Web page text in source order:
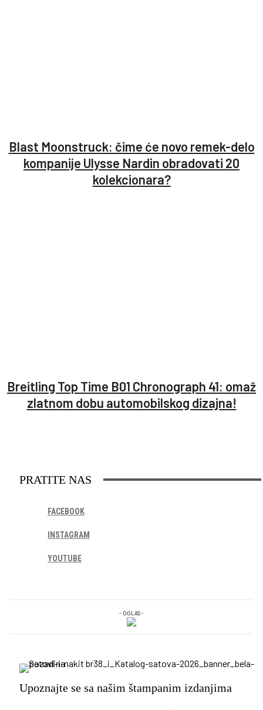
Blast Moonstruck: čime će novo remek-delo
kompanije Ulysse Nardin obradovati 20
kolekcionara?
Breitling Top Time B01 Chronograph 41: omaž
zlatnom dobu automobilskog dizajna!
PRATITE NAS
FACEBOOK
INSTAGRAM
YOUTUBE
- OGLAS -
Upoznajte se sa našim štampanim izdanjima